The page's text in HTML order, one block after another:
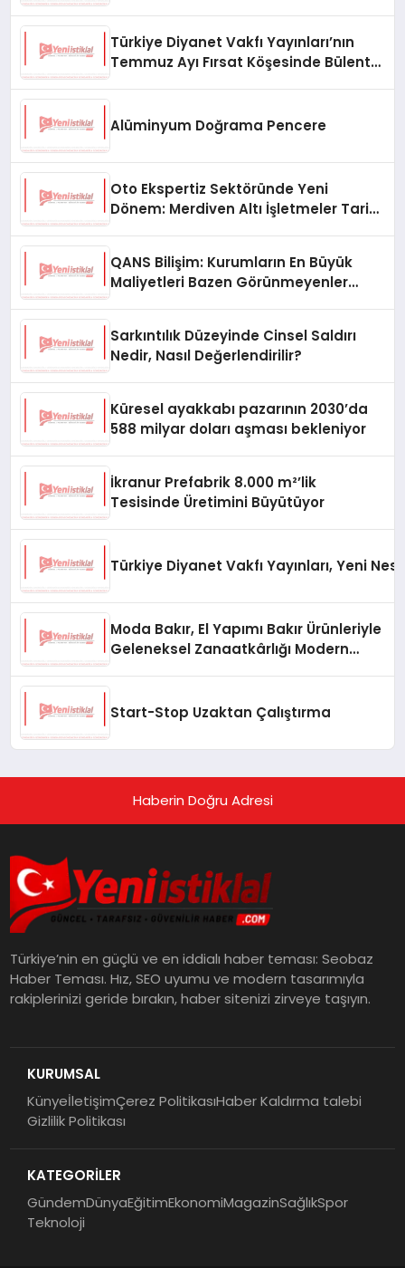
Türkiye Diyanet Vakfı Yayınları’nın
Temmuz Ayı Fırsat Köşesinde Bülent
Alüminyum Doğrama Pencere
Oto Ekspertiz Sektöründe Yeni
Dönem: Merdiven Altı İşletmeler Tarih
QANS Bilişim: Kurumların En Büyük
Maliyetleri Bazen Görünmeyenler
Sarkıntılık Düzeyinde Cinsel Saldırı
Nedir, Nasıl Değerlendirilir?
Küresel ayakkabı pazarının 2030’da
588 milyar doları aşması bekleniyor
İkranur Prefabrik 8.000 m²’lik
Tesisinde Üretimini Büyütüyor
Türkiye Diyanet Vakfı Yayınları, Yeni
Moda Bakır, El Yapımı Bakır Ürünleriyle
Geleneksel Zanaatkârlığı Modern
Start-Stop Uzaktan Çalıştırma
Haberin Doğru Adresi
Türkiye’nin en güçlü ve en iddialı haber teması: Seobaz
Haber Teması. Hız, SEO uyumu ve modern tasarımıyla
rakiplerinizi geride bırakın, haber sitenizi zirveye taşıyın.
KURUMSAL
KünyeİletişimÇerez PolitikasıHaber Kaldırma talebi
Gizlilik Politikası
KATEGORİLER
GündemDünyaEğitimEkonomiMagazinSağlıkSpor
Teknoloji